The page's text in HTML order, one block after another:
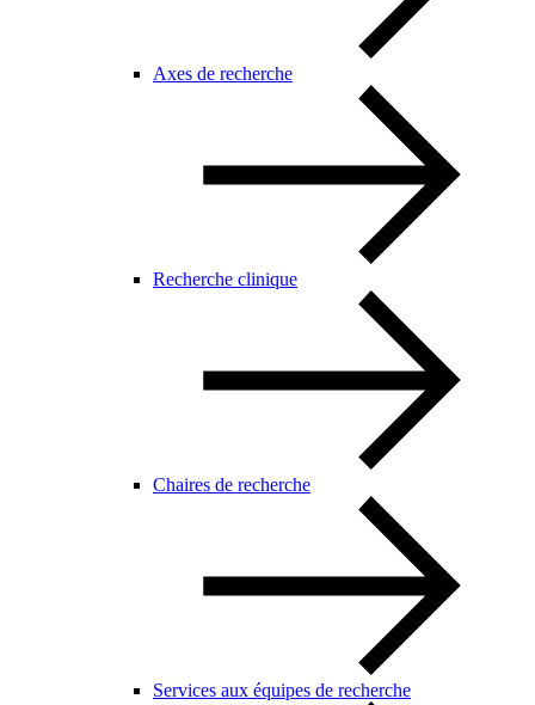
Axes de recherche
Recherche clinique
Chaires de recherche
Services aux équipes de recherche